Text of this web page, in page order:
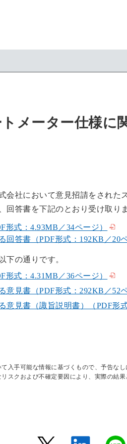
メーター仕様に
会社において意見招請をされた
答書を下記のとおり受け取り
式：4.93MB／34ページ）
答書（PDF形式：192KB／20ペ
下の通りです。
式：4.31MB／36ページ）
見書（PDF形式：292KB／52ペ
見書（諏旨説明書）（PDF形
入手可能な情報に基づくもので、予告な
スクおよび不確定要因により、実際の結